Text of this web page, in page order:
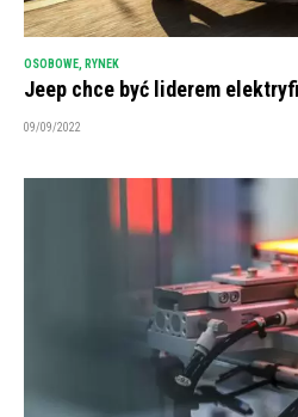
OSOBOWE, RYNEK
Jeep chce być liderem
09/09/2022